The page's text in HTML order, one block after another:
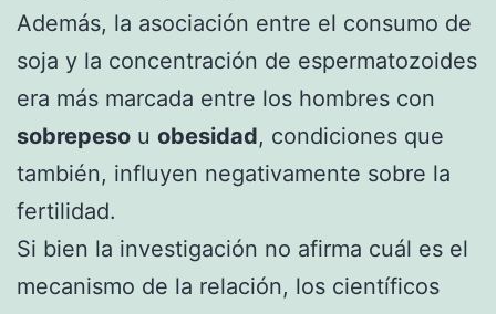
Además, la asociación entre el consumo de
soja y la concentración de espermatozoides
era más marcada entre los hombres con
sobrepeso u obesidad, condiciones que
también, influyen negativamente sobre la
fertilidad.
Si bien la investigación no afirma cuál es el
mecanismo de la relación, los científicos